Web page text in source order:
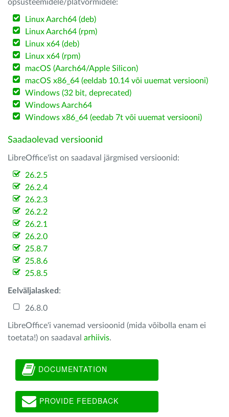
opsüsteemidele/platvormidele:
Linux Aarch64 (deb)
Linux Aarch64 (rpm)
Linux x64 (deb)
Linux x64 (rpm)
macOS (Aarch64/Apple Silicon)
macOS x86_64 (eeldab 10.14 või uuemat versiooni)
Windows (32 bit, deprecated)
Windows Aarch64
Windows x86_64 (eedab 7t või uuemat versiooni)
Saadaolevad versioonid
LibreOffice'ist on saadaval järgmised versioonid:
26.2.5
26.2.4
26.2.3
26.2.2
26.2.1
26.2.0
25.8.7
25.8.6
25.8.5
Eelväljalasked :
26.8.0
LibreOffice'i vanemad versioonid (mida võibolla enam ei
toetata!) on saadaval arhiivis.
DOCUMENTATION
PROVIDE FEEDBACK